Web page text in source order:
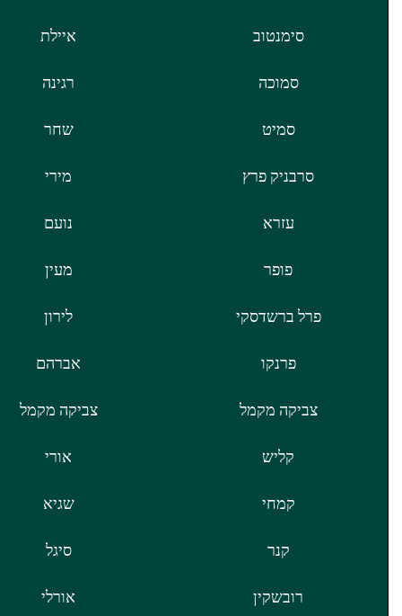
סימנטוב איילת
סמוכה רגינה
סמיט שחר
סרבניק פרץ מירי
עזרא נועם
פופר מעין
פרל ברשדסקי לירון
פרנקו אברהם
צביקה מקמל צביקה מקמל
קליש אורי
קמחי שגיא
קנר סיגל
רובשקין אורלי